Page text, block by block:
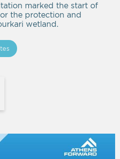
marked the start of
the protection and
wetland.